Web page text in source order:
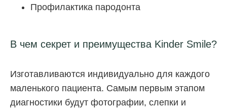
Профилактика пародонта
В чем секрет и преимущества Kinder Smile?
Изготавливаются индивидуально для каждого
маленького пациента. Самым первым этапом
диагностики будут фотографии, слепки и